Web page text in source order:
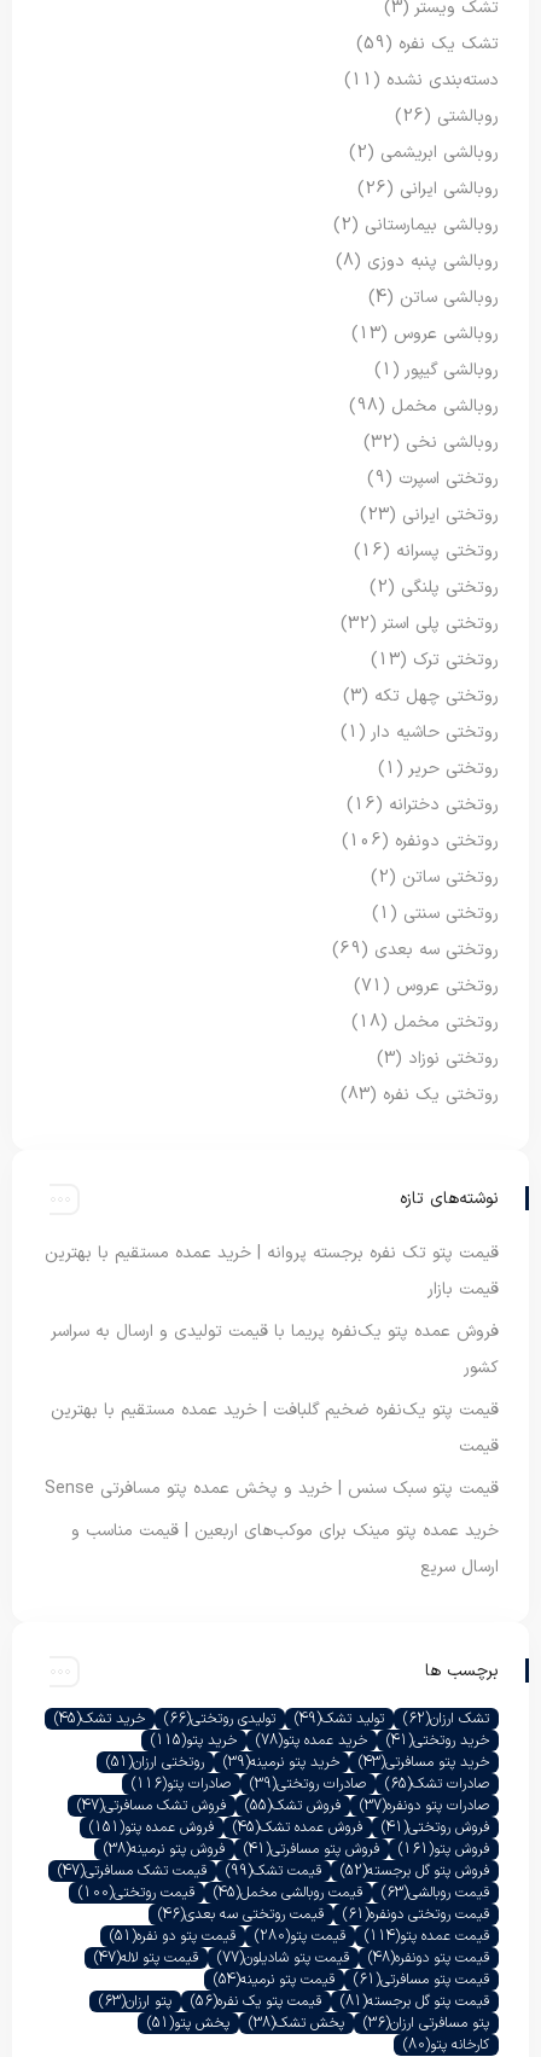
تشک ویستر (3)
تشک یک نفره (59)
دسته‌بندی نشده (11)
روبالشتی (26)
روبالشی ابریشمی (2)
روبالشی ایرانی (26)
روبالشی بیمارستانی (2)
روبالشی پنبه دوزی (8)
روبالشی ساتن (4)
روبالشی عروس (13)
روبالشی گیپور (1)
روبالشی مخمل (98)
روبالشی نخی (32)
روتختی اسپرت (9)
روتختی ایرانی (23)
روتختی پسرانه (16)
روتختی پلنگی (2)
روتختی پلی استر (32)
روتختی ترک (13)
روتختی چهل تکه (3)
روتختی حاشیه دار (1)
روتختی حریر (1)
روتختی دخترانه (16)
روتختی دونفره (106)
روتختی ساتن (2)
روتختی سنتی (1)
روتختی سه بعدی (69)
روتختی عروس (71)
روتختی مخمل (18)
روتختی نوزاد (3)
روتختی یک نفره (83)
نوشته‌های تازه
قیمت پتو تک نفره برجسته پروانه | خرید عمده مستقیم با بهترین
قیمت بازار
فروش عمده پتو یک‌نفره پریما با قیمت تولیدی و ارسال به سراسر
کشور
قیمت پتو یک‌نفره ضخیم گلبافت | خرید عمده مستقیم با بهترین
قیمت
قیمت پتو سبک سنس | خرید و پخش عمده پتو مسافرتی Sense
خرید عمده پتو مینک برای موکب‌های اربعین | قیمت مناسب و
ارسال سریع
برچسب ها
تشک ارزان(62) تولید تشک(49) تولیدی روتختی(66) خرید تشک(45)
خرید روتختی(41) خرید عمده پتو(78) خرید پتو(115)
خرید پتو مسافرتی(43) خرید پتو نرمینه(39) روتختی ارزان(51)
صادرات تشک(65) صادرات روتختی(39) صادرات پتو(116)
صادرات پتو دونفره(37) فروش تشک(55) فروش تشک مسافرتی(47)
فروش روتختی(41) فروش عمده تشک(45) فروش عمده پتو(151)
فروش پتو(161) فروش پتو مسافرتی(41) فروش پتو نرمینه(38)
فروش پتو گل برجسته(52) قیمت تشک(99) قیمت تشک مسافرتی(47)
قیمت روبالشی(63) قیمت روبالشی مخمل(45) قیمت روتختی(100)
قیمت روتختی دونفره(61) قیمت روتختی سه بعدی(46)
قیمت عمده پتو(114) قیمت پتو(280) قیمت پتو دو نفره(51)
قیمت پتو دونفره(48) قیمت پتو شادیلون(77) قیمت پتو لاله(47)
قیمت پتو مسافرتی(61) قیمت پتو نرمینه(54)
قیمت پتو گل برجسته(81) قیمت پتو یک نفره(56) پتو ارزان(63)
پتو مسافرتی ارزان(36) پخش تشک(38) پخش پتو(51)
کارخانه پتو(80)